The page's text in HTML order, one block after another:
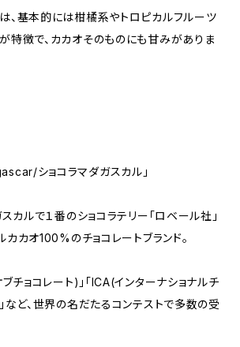
、基本的には柑橘系やトロピカルフルーツ
特徴で、カカオそのものにも甘みがありま
ショコラマダガスカル」
カルで１番のショコラテリー「ロベール社」
カカオ100%のチョコレートブランド。
チョコレート)」「ICA(インターナショナルチ
など、世界の名だたるコンテストで多数の受